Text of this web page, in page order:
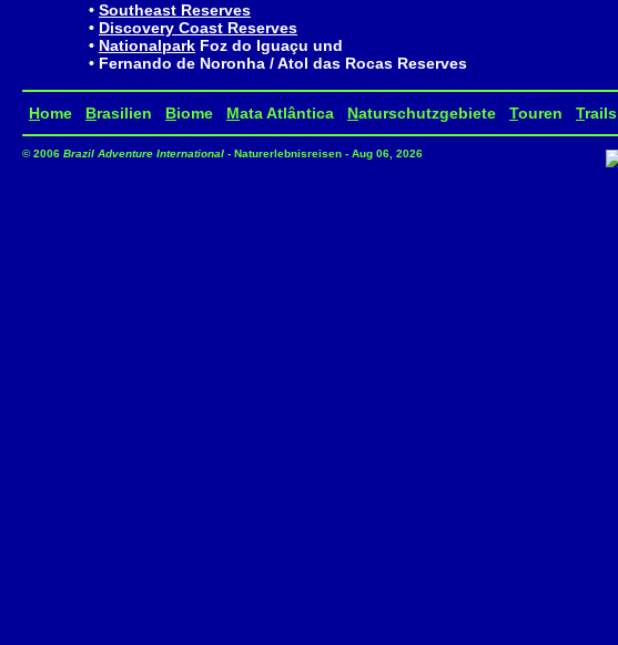
• Southeast Reserves
• Discovery Coast Reserves
• Nationalpark Foz do Iguaçu und
• Fernando de Noronha / Atol das Rocas Reserves
Home Brasilien Biome Mata Atlântica Naturschutzgebiete Touren Trails
© 2006 Brazil Adventure International - Naturerlebnisreisen - Aug 06, 2026